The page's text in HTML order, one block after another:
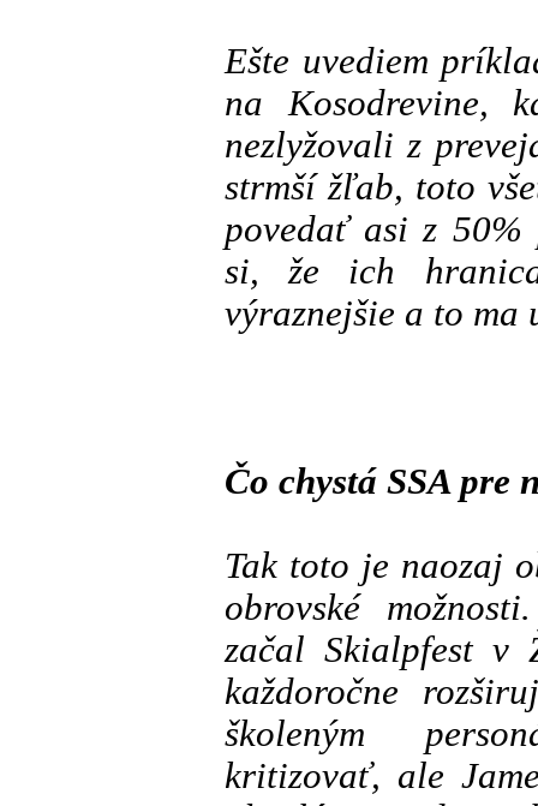
Ešte uvediem
na Kosodrevine,
nezlyžovali z
strmší žľab, toto
povedať asi z
si, že ich
výraznejšie a to
Čo chystá SSA pre
Tak toto je naozaj
obrovské
začal Skialpfest v
každoročne
školeným
kritizovať, ale